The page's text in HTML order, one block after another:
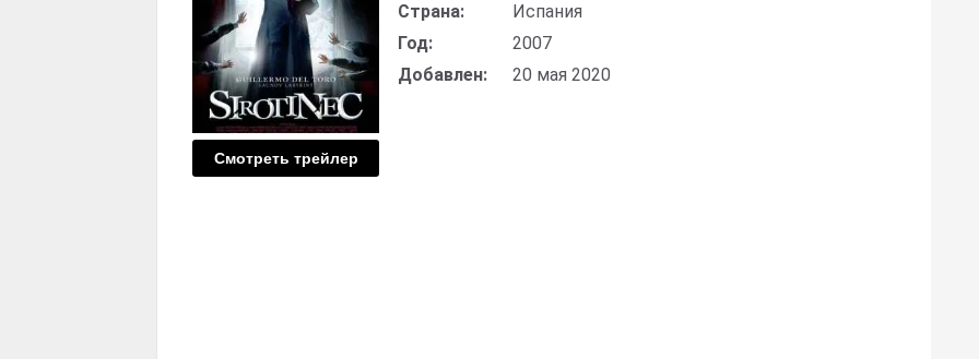
Смотреть трейлер
Страна:
Испания
Год:
2007
Добавлен:
20 мая 2020